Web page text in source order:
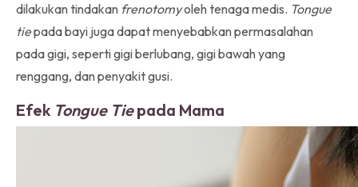
dilakukan tindakan frenotomyoleh tenaga medis. Tongue
tiepada bayi juga dapat menyebabkan permasalahan
pada gigi, seperti gigi berlubang, gigi bawah yang
renggang, dan penyakit gusi.
Efek Tongue Tiepada Mama